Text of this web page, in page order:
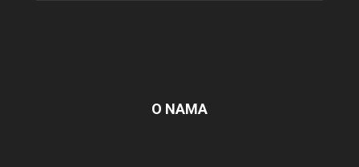
O NAMA